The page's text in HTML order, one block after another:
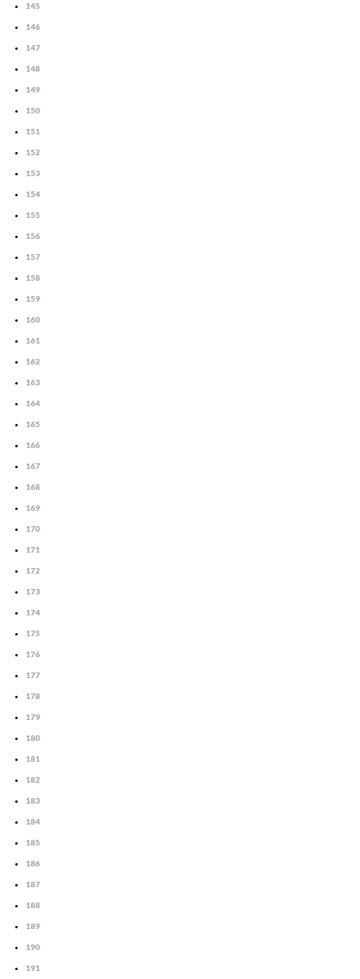
145
146
147
148
149
150
151
152
153
154
155
156
157
158
159
160
161
162
163
164
165
166
167
168
169
170
171
172
173
174
175
176
177
178
179
180
181
182
183
184
185
186
187
188
189
190
191